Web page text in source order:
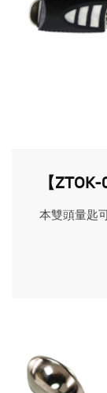
【
本雙頭量匙